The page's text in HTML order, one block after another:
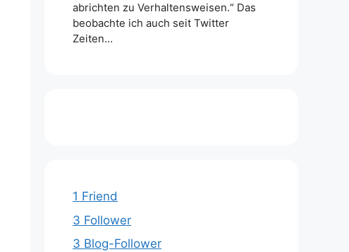
abrichten zu Verhaltensweisen.“ Das
beobachte ich auch seit Twitter
Zeiten…
1 Friend
3 Follower
3 Blog-Follower